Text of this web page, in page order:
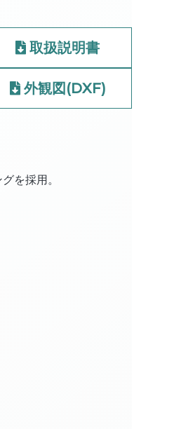
取扱説明書
外観図(DXF)
を採用。